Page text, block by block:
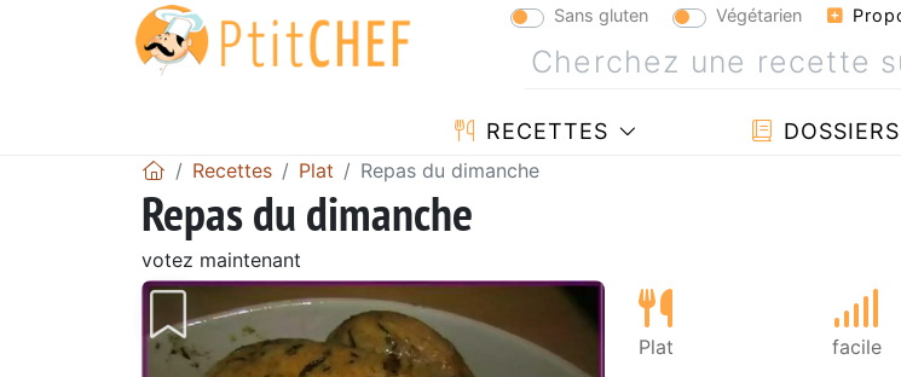
Sans gluten Végétarien
RECETTES DOSSIERS
Recettes Plat Repas du dimanche
Repas du dimanche
votez maintenant
Plat facile